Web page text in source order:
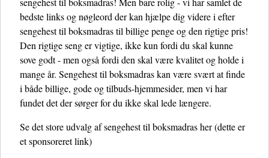
bedste links og nøgleord der kan hjælpe dig videre i efter
sengehest til boksmadras til billige penge og den rigtige pris!
Den rigtige seng er vigtige, ikke kun fordi du skal kunne
sove godt - men også fordi den skal være kvalitet og holde i
mange år. Sengehest til boksmadras kan være svært at finde
i både billige, gode og tilbuds-hjemmesider, men vi har
fundet det der sørger for du ikke skal lede længere.
Se det store udvalg af sengehest til boksmadras her(dette er
et sponsoreret link)